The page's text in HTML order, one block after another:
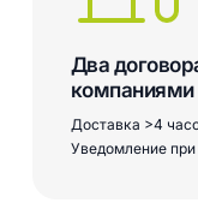
Два
компаниями
Доставка >4
Уведомление